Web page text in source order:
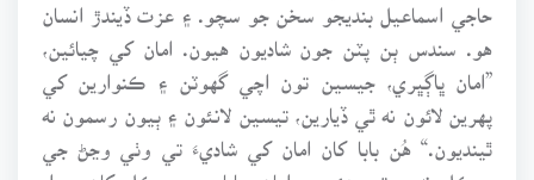
حاجي اسماعيل بنديجو سخن جو سچو. ۽ عزت ڏيندڙ انسان
هو. سندس ٻن پٽن جون شاديون هيون. امان کي چيائين،
”امان ڀاڳڀري، جيسين تون اچي گهوٽن ۽ ڪنوارين کي
پهرين لائون نه ٿي ڏيارين، تيسين لانئون ۽ ٻيون رسمون نه
ٿينديون.“ هُن بابا کان امان کي شاديءَ تي وٺي وڃڻ جي
موڪل نه ورتي هئي ۽ امان، بابا جي موڪل کان سواءِ